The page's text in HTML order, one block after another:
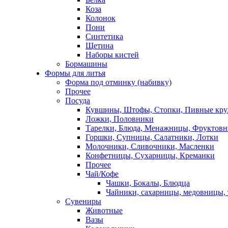
Коза
Колонок
Пони
Синтетика
Щетина
Наборы кистей
Бормашины
Формы для литья
Форма под отминку (набивку)
Прочее
Посуда
Кувшины, Штофы, Стопки, Пивные
Ложки, Половники
Тарелки, Блюда, Менажницы,
Горшки, Супницы, Салатники, Лотки
Молочники, Сливочники, Масленки
Конфетницы, Сухарницы, Креманки
Прочее
Чай/Кофе
Чашки, Бокалы, Блюдца
Чайники, сахарницы, медовницы,
Сувениры
Животные
Вазы